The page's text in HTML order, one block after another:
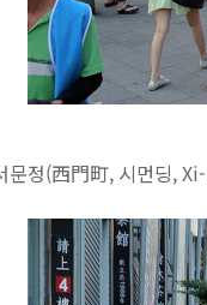
문정(西門町, 시먼딩,